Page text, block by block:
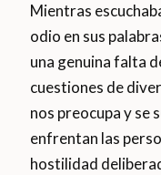
Mientras
odio en sus
una genuina falta
cuestiones de
nos preocupa y se
enfrentan las
hostilidad